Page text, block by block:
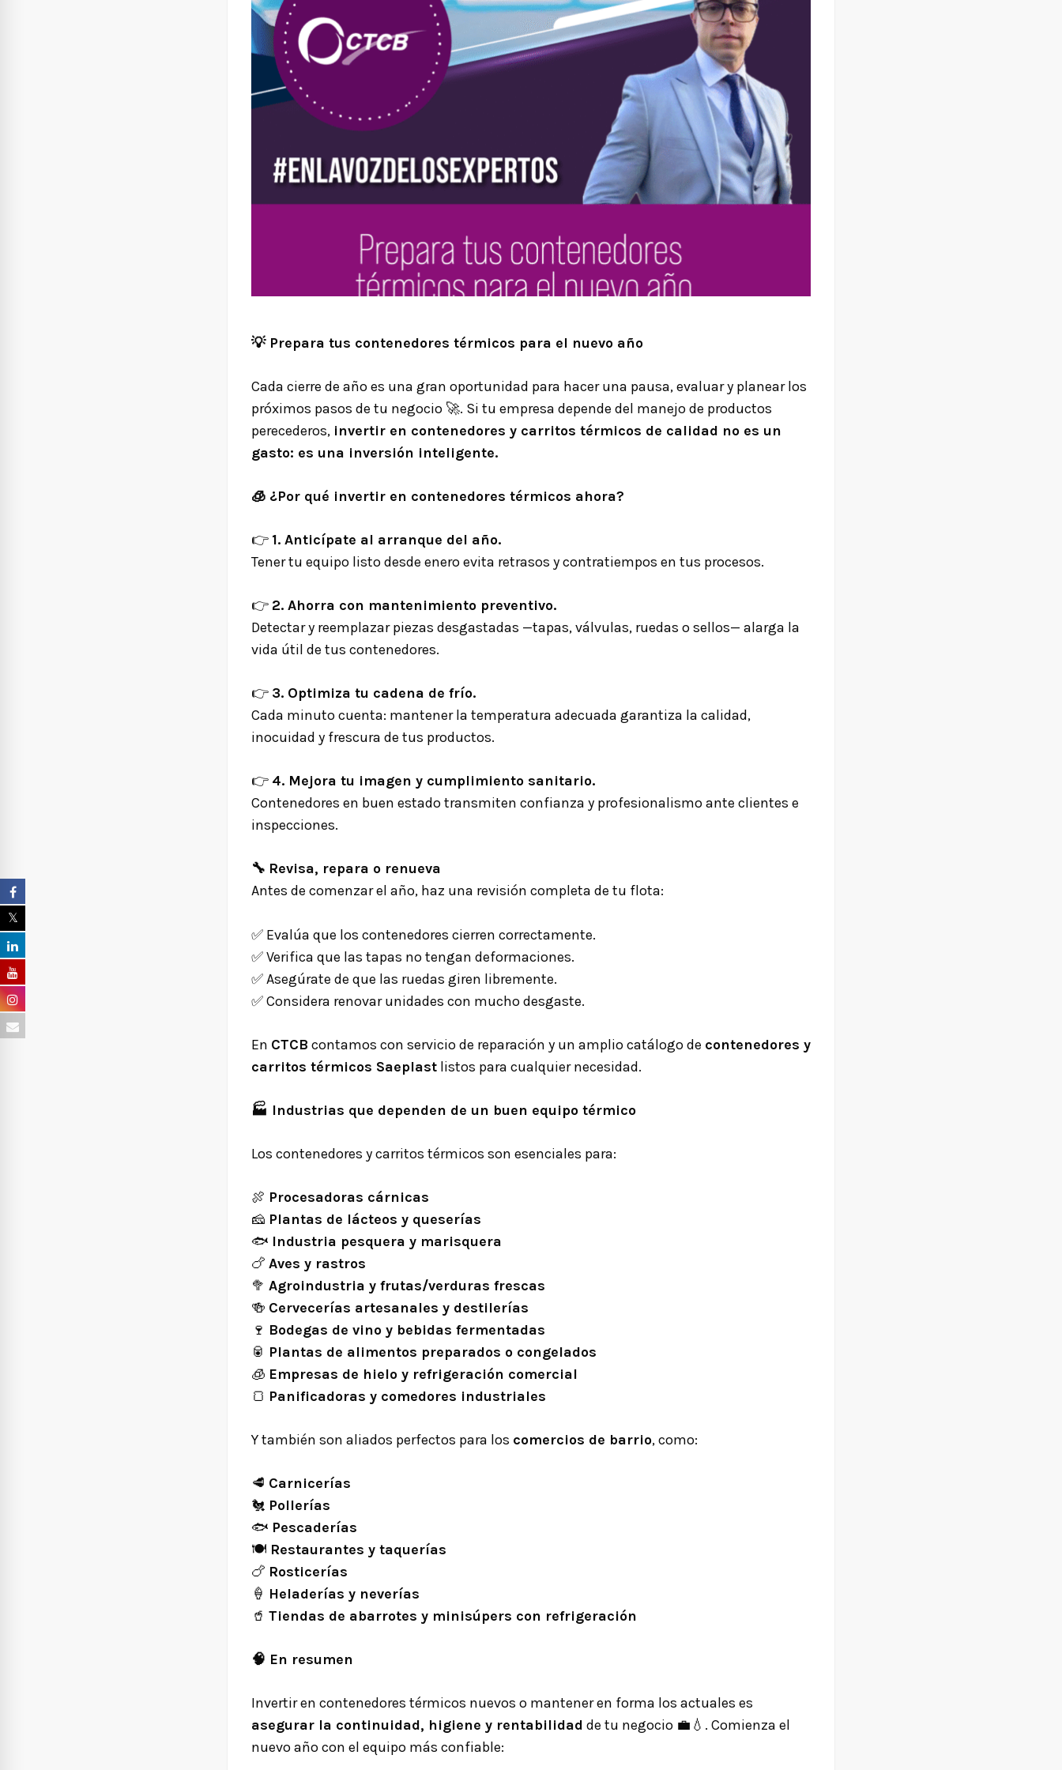
💡Prepara tus contenedores térmicos para el nuevo año
Cada cierre de año es una gran oportunidad para hacer una pausa, evaluar y planear los
próximos pasos de tu negocio 🚀. Si tu empresa depende del manejo de productos
perecederos, invertir en contenedores y carritos térmicos de calidad no es un
gasto: es una inversión inteligente.
🧊 ¿Por qué invertir en contenedores térmicos ahora?
👉 1. Anticípate al arranque del año.
Tener tu equipo listo desde enero evita retrasos y contratiempos en tus procesos.
👉 2. Ahorra con mantenimiento preventivo.
Detectar y reemplazar piezas desgastadas —tapas, válvulas, ruedas o sellos— alarga la
vida útil de tus contenedores.
👉 3. Optimiza tu cadena de frío.
Cada minuto cuenta: mantener la temperatura adecuada garantiza la calidad,
inocuidad y frescura de tus productos.
👉 4. Mejora tu imagen y cumplimiento sanitario.
Contenedores en buen estado transmiten confianza y profesionalismo ante clientes e
inspecciones.
🔧 Revisa, repara o renueva
Antes de comenzar el año, haz una revisión completa de tu flota:
✅ Evalúa que los contenedores cierren correctamente.
✅Verifica que las tapas no tengan deformaciones.
✅Asegúrate de que las ruedas giren libremente.
✅Considera renovar unidades con mucho desgaste.
En CTCB contamos con servicio de reparación y un amplio catálogo de contenedores y
carritos térmicos Saeplast listos para cualquier necesidad.
🏭 Industrias que dependen de un buen equipo térmico
Los contenedores y carritos térmicos son esenciales para:
🍖 Procesadoras cárnicas
🧀 Plantas de lácteos y queserías
🐟 Industria pesquera y marisquera
🍗 Aves y rastros
🥦 Agroindustria y frutas/verduras frescas
🍻 Cervecerías artesanales y destilerías
🍷 Bodegas de vino y bebidas fermentadas
🥫 Plantas de alimentos preparados o congelados
🧊 Empresas de hielo y refrigeración comercial
🍞 Panificadoras y comedores industriales
Y también son aliados perfectos para los comercios de barrio, como:
🥩 Carnicerías
🐔 Pollerías
🐟 Pescaderías
🍽️ Restaurantes y taquerías
🍗 Rosticerías
🍦 Heladerías y neverías
🥤 Tiendas de abarrotes y minisúpers con refrigeración
🧠 En resumen
Invertir en contenedores térmicos nuevos o mantener en forma los actuales es
asegurar la continuidad, higiene y rentabilidad de tu negocio 💼💧 . Comienza el
nuevo año con el equipo más confiable: